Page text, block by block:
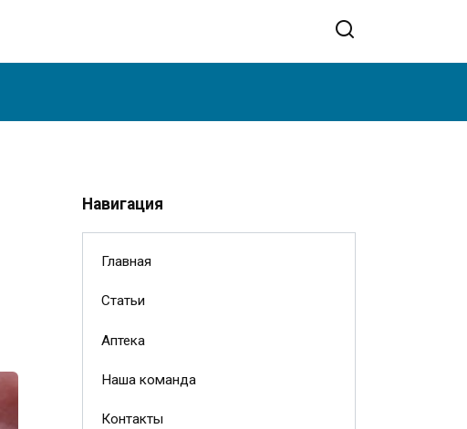
Навигация
Главная
Статьи
Аптека
Наша команда
Контакты